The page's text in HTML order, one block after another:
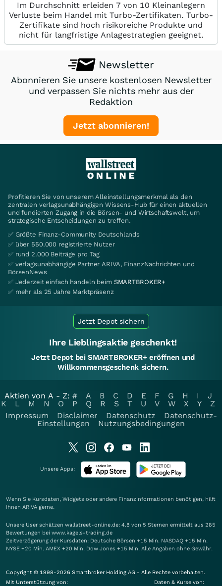
Im Durchschnitt erleiden 7 von 10 Kleinanlegern
Verluste beim Handel mit Turbo-Zertifikaten. Turbo-
Zertifikate sind hoch risikoreiche Produkte und
nicht für langfristige Anlagestrategien geeignet.
Newsletter
Abonnieren Sie unsere kostenlosen Newsletter
und verpassen Sie nichts mehr aus der
Redaktion
Jetzt abonnieren!
Profitieren Sie von unserem Alleinstellungsmerkmal als den
zentralen verlagsunabhängigen Wissens-Hub für einen aktuellen
und fundierten Zugang in die Börsen- und Wirtschaftswelt, um
strategische Entscheidungen zu treffen.
✅ Größte Finanz-Community Deutschlands
✅ über 550.000 registrierte Nutzer
✅ rund 2.000 Beiträge pro Tag
✅ verlagsunabhängige Partner ARIVA, FinanzNachrichten und
BörsenNews
✅ Jederzeit einfach handeln beim SMARTBROKER+
✅ mehr als 25 Jahre Marktpräsenz
Jetzt Depot sichern
Ihre Lieblingsaktie geschenkt!
Jetzt Depot bei SMARTBROKER+ eröffnen und
Willkommensgeschenk sichern.
Aktien von A - Z: # A B C D E F G H I
J
K
L M N O P Q R S T U V W X Y
Z
Impressum
Disclaimer Datenschutz
Datenschutz-
Einstellungen
Nutzungsbedingungen
Unsere Apps:
Wenn Sie Kursdaten, Widgets oder andere Finanzinformationen benötigen, hilft
Ihnen ARIVA gerne.
Unsere User schätzen wallstreet-online.de: 4.8 von 5 Sternen ermittelt aus 285
Bewertungen bei www.kagels-trading.de
Zeitverzögerung der Kursdaten: Deutsche Börsen +15 Min. NASDAQ +15 Min.
NYSE +20 Min. AMEX +20 Min. Dow Jones +15 Min. Alle Angaben ohne Gewähr.
Copyright © 1998-2026 Smartbroker Holding AG - Alle Rechte vorbehalten.
Mit Unterstützung von:
Daten & Kurse von: